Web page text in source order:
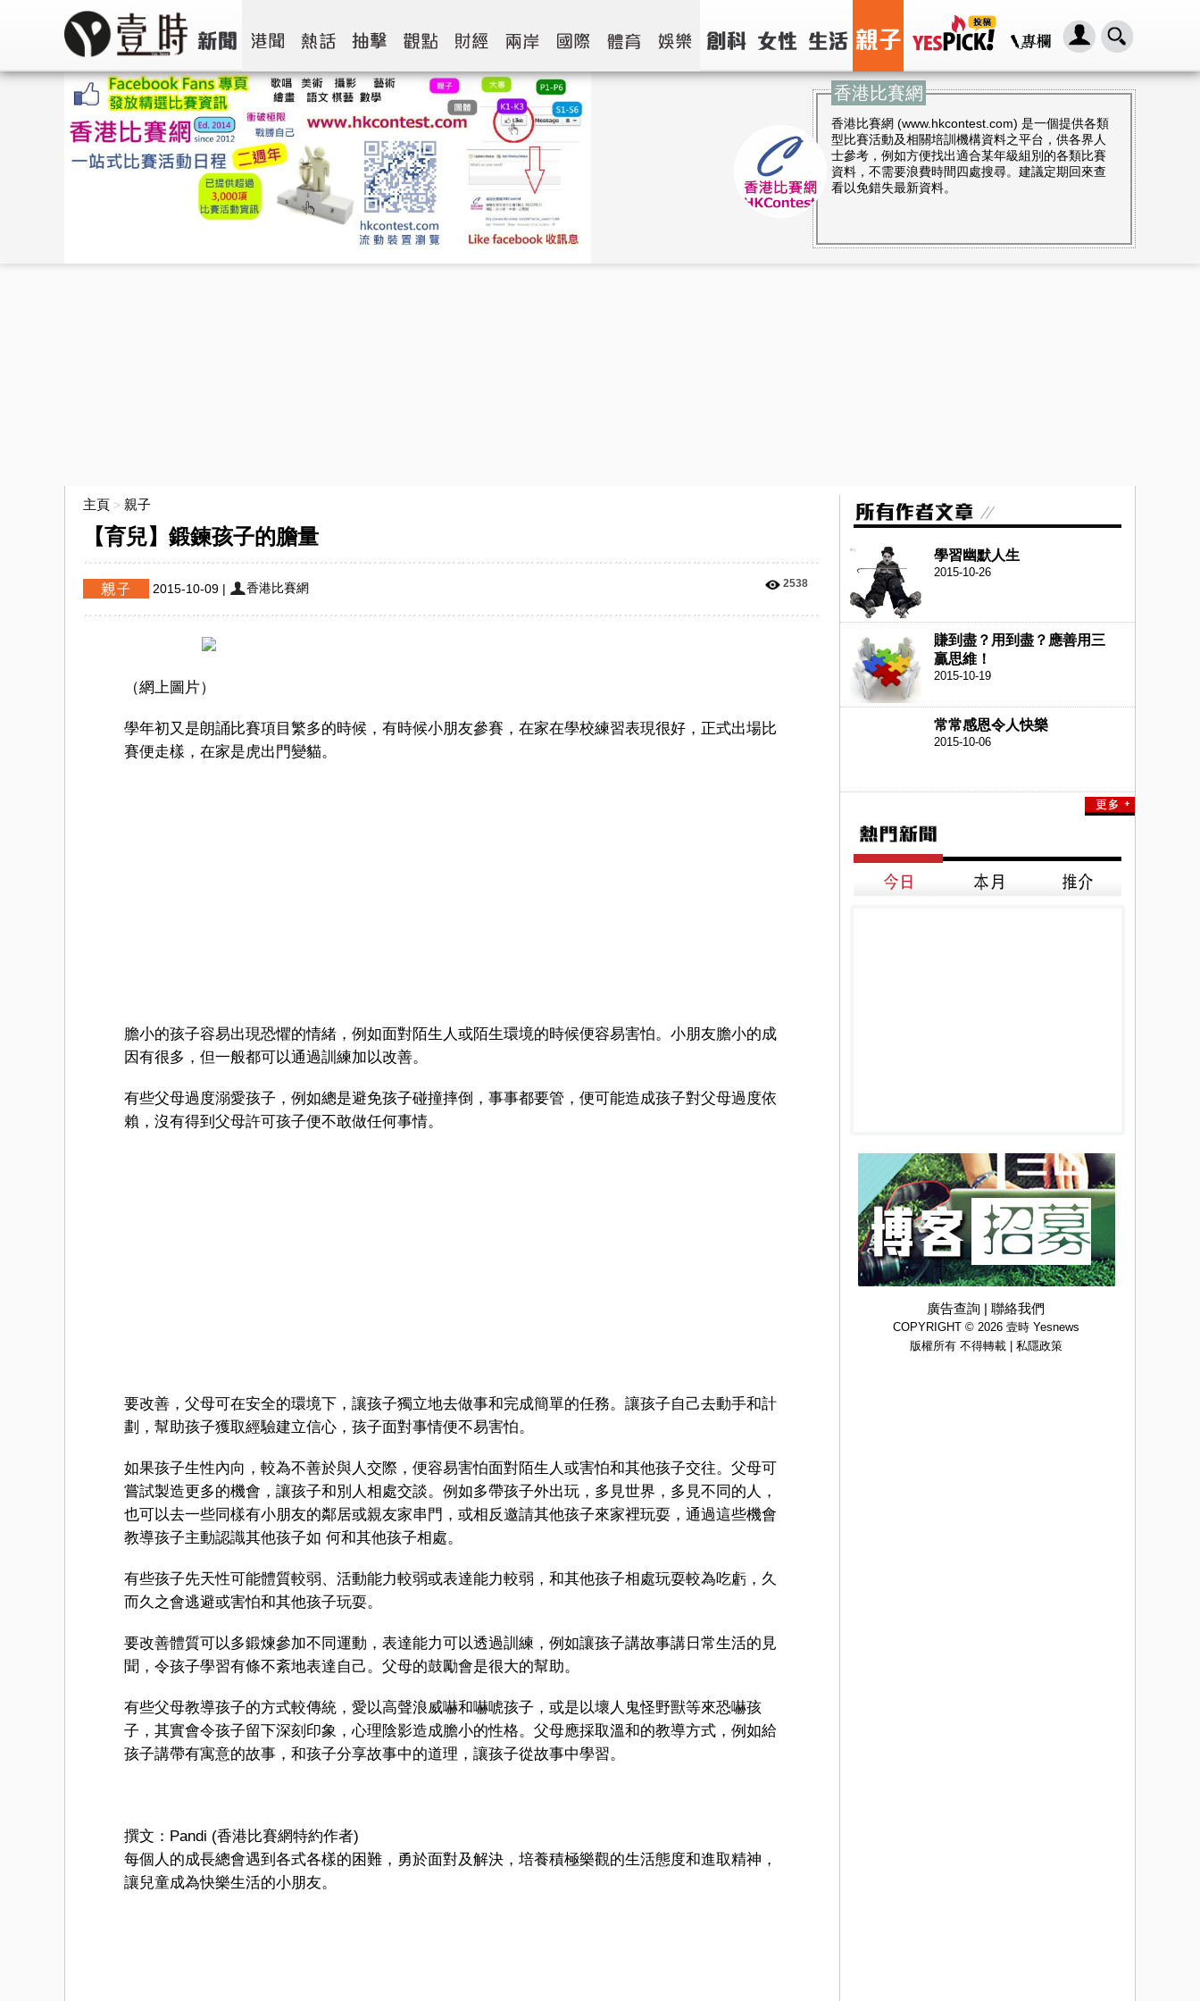
香港比賽網
香港比賽網 (www.hkcontest.com) 是一個提供各類
型比賽活動及相關培訓機構資料之平台，供各界人
士參考，例如方便找出適合某年級組別的各類比賽
資料，不需要浪費時間四處搜尋。建議定期回來查
看以免錯失最新資料。
主頁 > 親子
【育兒】鍛鍊孩子的膽量
2015-10-09 | 香港比賽網 2538
（網上圖片）
學年初又是朗誦比賽項目繁多的時候，有時候小朋友參賽，在家在學校練習表現很好，正式出場比
賽便走樣，在家是虎出門變貓。
膽小的孩子容易出現恐懼的情緒，例如面對陌生人或陌生環境的時候便容易害怕。小朋友膽小的成
因有很多，但一般都可以通過訓練加以改善。
有些父母過度溺愛孩子，例如總是避免孩子碰撞摔倒，事事都要管，便可能造成孩子對父母過度依
賴，沒有得到父母許可孩子便不敢做任何事情。
要改善，父母可在安全的環境下，讓孩子獨立地去做事和完成簡單的任務。讓孩子自己去動手和計
劃，幫助孩子獲取經驗建立信心，孩子面對事情便不易害怕。
如果孩子生性內向，較為不善於與人交際，便容易害怕面對陌生人或害怕和其他孩子交往。父母可
嘗試製造更多的機會，讓孩子和別人相處交談。例如多帶孩子外出玩，多見世界，多見不同的人，
也可以去一些同樣有小朋友的鄰居或親友家串門，或相反邀請其他孩子來家裡玩耍，通過這些機會
教導孩子主動認識其他孩子如 何和其他孩子相處。
有些孩子先天性可能體質較弱、活動能力較弱或表達能力較弱，和其他孩子相處玩耍較為吃虧，久
而久之會逃避或害怕和其他孩子玩耍。
要改善體質可以多鍛煉參加不同運動，表達能力可以透過訓練，例如讓孩子講故事講日常生活的見
聞，令孩子學習有條不紊地表達自己。父母的鼓勵會是很大的幫助。
有些父母教導孩子的方式較傳統，愛以高聲浪威嚇和嚇唬孩子，或是以壞人鬼怪野獸等來恐嚇孩
子，其實會令孩子留下深刻印象，心理陰影造成膽小的性格。父母應採取溫和的教導方式，例如給
孩子講帶有寓意的故事，和孩子分享故事中的道理，讓孩子從故事中學習。
撰文：Pandi (香港比賽網特約作者)
每個人的成長總會遇到各式各樣的困難，勇於面對及解決，培養積極樂觀的生活態度和進取精神，
讓兒童成為快樂生活的小朋友。
學習幽默人生
2015-10-26
賺到盡？用到盡？應善用三
贏思維！
2015-10-19
常常感恩令人快樂
2015-10-06
廣告查詢 | 聯絡我們
COPYRIGHT © 2026 壹時 Yesnews
版權所有 不得轉載 | 私隱政策